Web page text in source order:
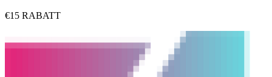
€15 RABATT